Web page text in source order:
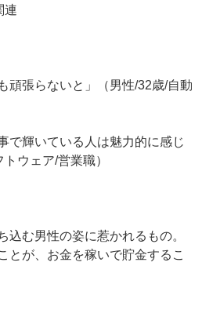
連
頑張らないと」（男性/32歳/自動
で輝いている人は魅力的に感じ
ウェア/営業職）
込む男性の姿に惹かれるもの。
とが、お金を稼いで貯金するこ